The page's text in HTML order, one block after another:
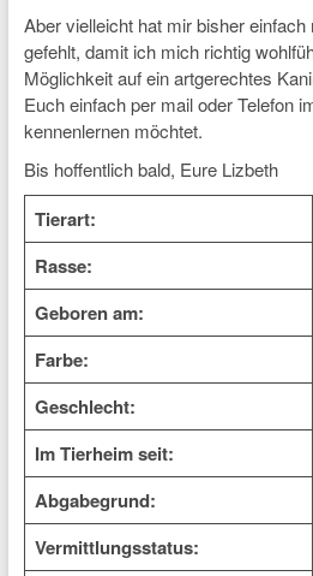
Aber vielleicht hat mir bisher
gefehlt, damit ich mich richtig
Möglichkeit auf ein artgerechtes
Euch einfach per mail oder Telefon
kennenlernen möchtet.
Bis hoffentlich bald, Eure Lizbeth
Tierart:
Rasse:
Geboren am:
Farbe:
Geschlecht:
Im Tierheim seit:
Abgabegrund:
Vermittlungsstatus: